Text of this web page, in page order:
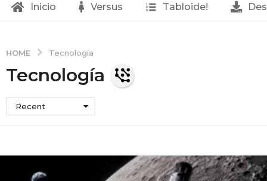
Inicio Versus Tabloide!
HOME Tecnología
Tecnología
Recent